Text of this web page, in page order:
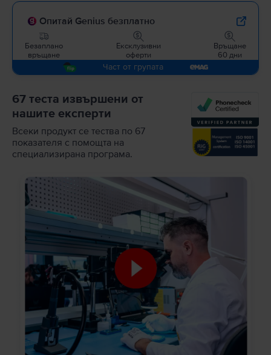
Опитай Genius безплатно
Безаплано
връщане
Ексклузивни
оферти
Връщане
60 дни
Част от групата
67 теста извършени от
нашите експерти
Всеки продукт се тества по 67
показателя с помощта на
специализирана програма.